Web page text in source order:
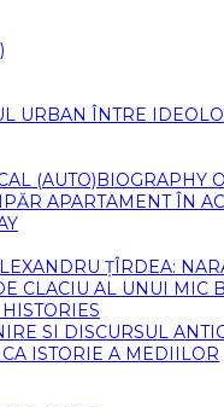
URBAN ÎNTRE
(AUTO)BIOGRAPHY
APARTAMENT ÎN
ȚÎRDEA:
CLACIU AL UNUI MIC
SI DISCURSUL
ISTORIE A MEDIILOR